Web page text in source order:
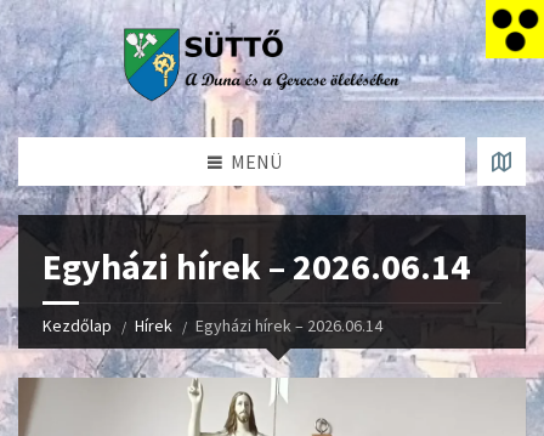
MENÜ
Egyházi hírek – 2026.06.14
Kezdőlap Hírek Egyházi hírek – 2026.06.14